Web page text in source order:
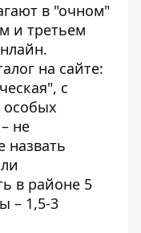
в "очном"
и третьем
на сайте:
с
особых
не
назвать
в районе 5
– 1,5-3